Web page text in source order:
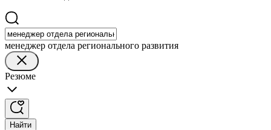
менеджер отдела регионального развития
Резюме
Найти